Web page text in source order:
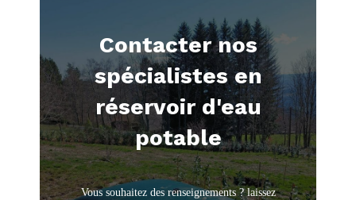
Contacter nos
spécialistes en
réservoir d'eau
potable
Vous souhaitez des renseignements ? laissez